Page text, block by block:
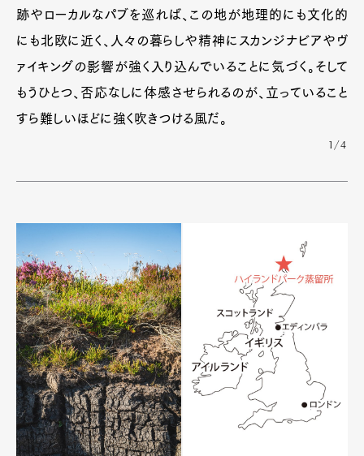
跡やローカルなパブを巡れば、この地が地理的にも文化的
にも北欧に近く、人々の暮らしや精神にスカンジナビアやヴ
ァイキングの影響が強く入り込んでいることに気づく。そして
もうひとつ、否応なしに体感させられるのが、立っていること
すら難しいほどに強く吹きつける風だ。
1/4